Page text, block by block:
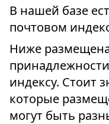
В нашей базе
почтовом
Ниже
индексу. Стоит
которые
могут быть